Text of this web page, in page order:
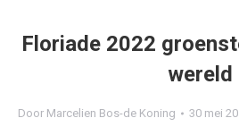
Floriade 2022
wereld
Door Marcelien Bos-de Koning 30 mei